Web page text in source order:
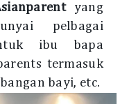
yang
pelbagai
ibu bapa
termasuk
bayi, etc.